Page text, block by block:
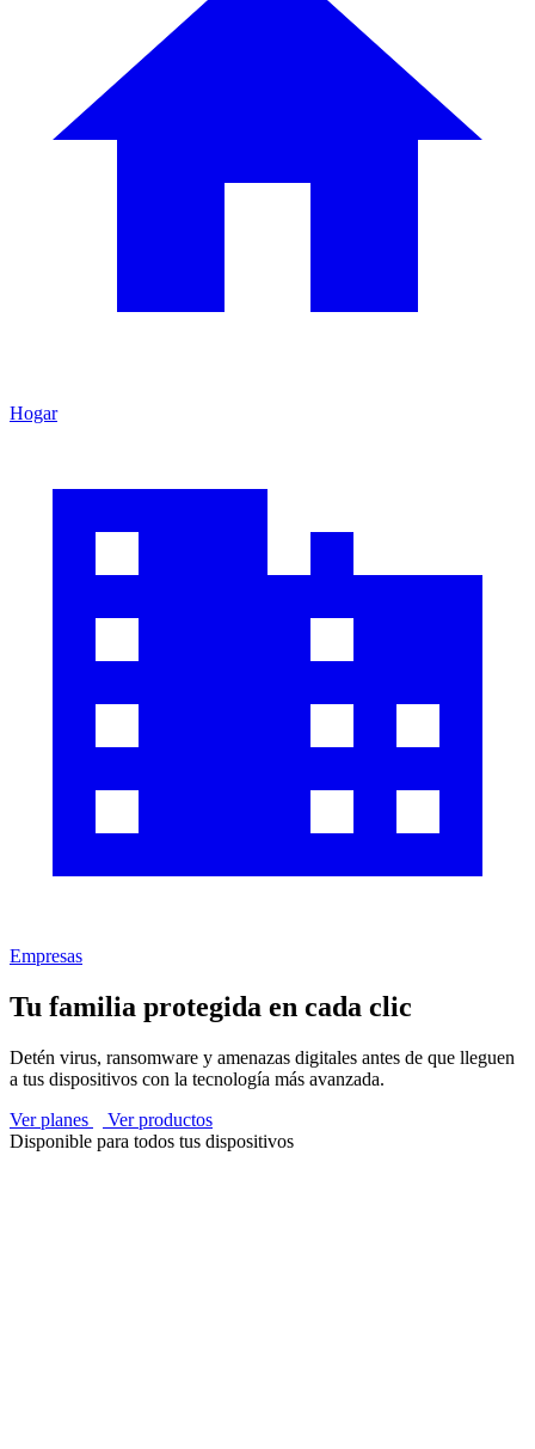
Hogar
Empresas
Tu familia protegida en cada clic
Detén virus, ransomware y amenazas digitales antes de que lleguen
a tus dispositivos con la tecnología más avanzada.
Ver planes
Ver productos
Disponible para todos tus dispositivos